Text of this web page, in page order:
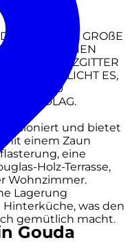
SICH DER GROßE
HOLZGITTER
ERMÖGLICHT ES,
SONNE ZU
SÜDLAG.
und bietet
mit einem Zaun
eine
Holz-Terrasse,
Wohnzimmer.
Lagerung
was den
gemütlich macht.
Gouda